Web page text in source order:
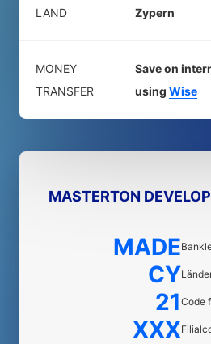
LAND Zypern
MONEY
TRANSFER
Save on
using Wise
MASTERTON
MADE
CY
21 Code
XXX